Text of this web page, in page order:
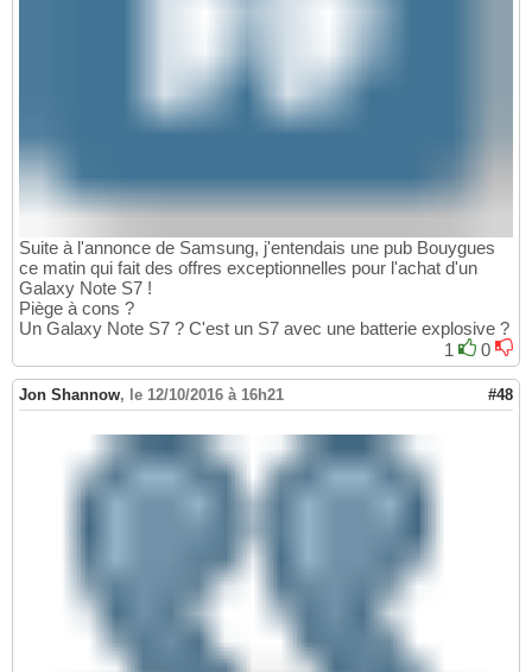
Suite à l'annonce de Samsung, j'entendais une pub Bouygues
ce matin qui fait des offres exceptionnelles pour l'achat d'un
Galaxy Note S7 !
Piège à cons ?
Un Galaxy Note S7 ? C'est un S7 avec une batterie explosive ?
1
0
Jon Shannow, le 12/10/2016 à 16h21 #48